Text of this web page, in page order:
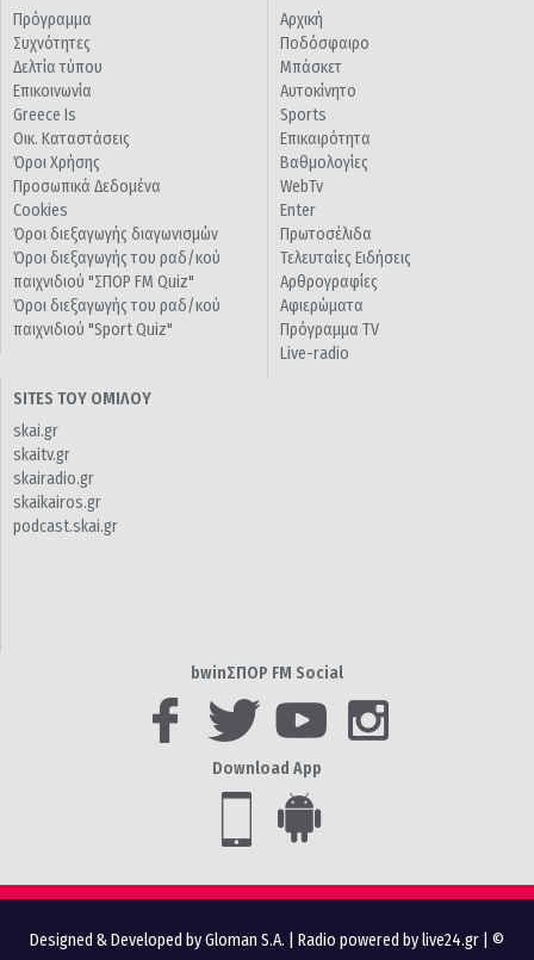
Πρόγραμμα
Συχνότητες
Δελτία τύπου
Επικοινωνία
Greece Is
Οικ. Καταστάσεις
Όροι Χρήσης
Προσωπικά Δεδομένα
Cookies
Όροι διεξαγωγής διαγωνισμών
Όροι διεξαγωγής του ραδ/κού
παιχνιδιού "ΣΠΟΡ FM Quiz"
Όροι διεξαγωγής του ραδ/κού
παιχνιδιού "Sport Quiz"
Αρχική
Ποδόσφαιρο
Μπάσκετ
Αυτοκίνητο
Sports
Επικαιρότητα
Βαθμολογίες
WebTv
Enter
Πρωτοσέλιδα
Τελευταίες Ειδήσεις
Αρθρογραφίες
Αφιερώματα
Πρόγραμμα TV
Live-radio
SITES ΤΟΥ ΟΜΙΛΟΥ
skai.gr
skaitv.gr
skairadio.gr
skaikairos.gr
podcast.skai.gr
bwinΣΠΟΡ FM Social
Download App
Designed & Developed by Gloman S.A. Radio powered by live24.gr | ©